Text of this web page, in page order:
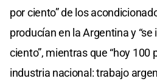
por ciento” de los
producían en la Argentina y
ciento”, mientras que “hoy 100
industria nacional: trabajo